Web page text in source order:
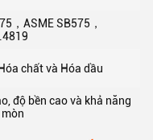
，ASME SB575，
chất và Hóa dầu
độ bền cao và khả năng